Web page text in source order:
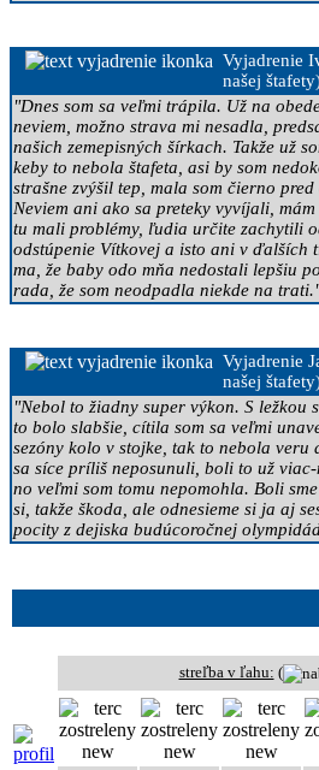
Vyjadrenie
našej
"Dnes som sa veľmi trápila. Už na
neviem, možno strava mi nesadla,
našich zemepisných šírkach. Takže už
keby to nebola štafeta, asi by som
strašne zvýšil tep, mala som čierno
Neviem ani ako sa preteky vyvíjali,
tu mali problémy, ľudia určite zachytili
odstúpenie Vítkovej a isto ani v ďalších
ma, že baby odo mňa nedostali lepšiu
rada, že som neodpadla niekde na
Vyjadrenie
našej
"Nebol to žiadny super výkon. S ležkou
to bolo slabšie, cítila som sa veľmi
sezóny kolo v stojke, tak to nebola veru
sa síce príliš neposunuli, boli to už viac-
no veľmi som tomu nepomohla. Boli
si, takže škoda, ale odnesieme si ja aj
pocity z dejiska budúcoročnej
streľba v ľahu: (